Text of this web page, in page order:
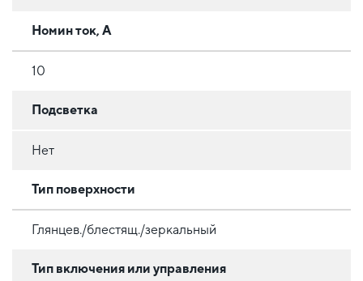
Номин ток, А
10
Подсветка
Нет
Тип поверхности
Глянцев./блестящ./зеркальный
Тип включения или управления